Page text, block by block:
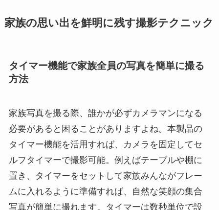
家族の思い出を鮮明に残す撮影テクニック
タイマー機能で家族全員の写真を簡単に撮る
方法
家族写真を撮る際、誰かが必ずカメラマンになる
必要があると困ることがありますよね。本製品の
タイマー機能を活用すれば、カメラを固定してセ
ルフタイマーで撮影可能。例えばテーブルや棚に
置き、タイマーをセットして家族みんながフレー
ムに入れるように準備すれば、自然な笑顔の集合
写真が簡単に撮れます。タイマーは数秒単位で設